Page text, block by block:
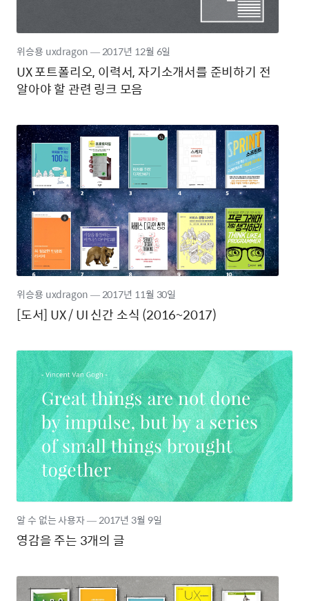
UX 포트폴리오, 이력서, 자기소개서를 준비하기 전
알아야 할 관련 링크 모음
위승용 uxdragon―2017년 12월 6일
[도서] UX / UI 신간 소식 (2016~2017)
위승용 uxdragon―2017년 11월 30일
영감을 주는 3개의 글
알 수 없는 사용자―2017년 3월 9일